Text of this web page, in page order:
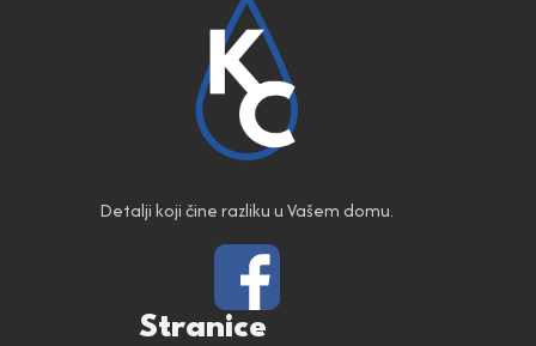
Detalji koji čine razliku u Vašem domu.
Stranice